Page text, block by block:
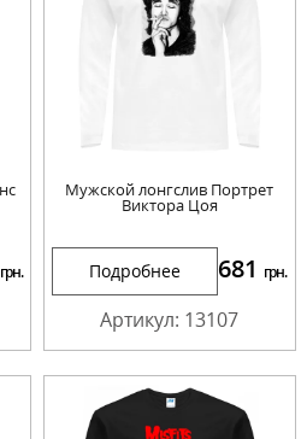
грн.
Мужской лонгслив Портрет
Виктора Цоя
Подробнее 681 грн.
Артикул: 13107